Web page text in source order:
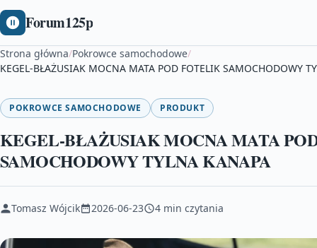
Forum125p
Strona główna/Pokrowce samochodowe/
KEGEL-BŁAŻUSIAK MOCNA MATA POD FOTELIK SAMOCHODOWY
POKROWCE SAMOCHODOWE PRODUKT
KEGEL-BŁAŻUSIAK MOCNA MATA
SAMOCHODOWY TYLNA KANAPA
Tomasz Wójcik 2026-06-23 4 min czytania